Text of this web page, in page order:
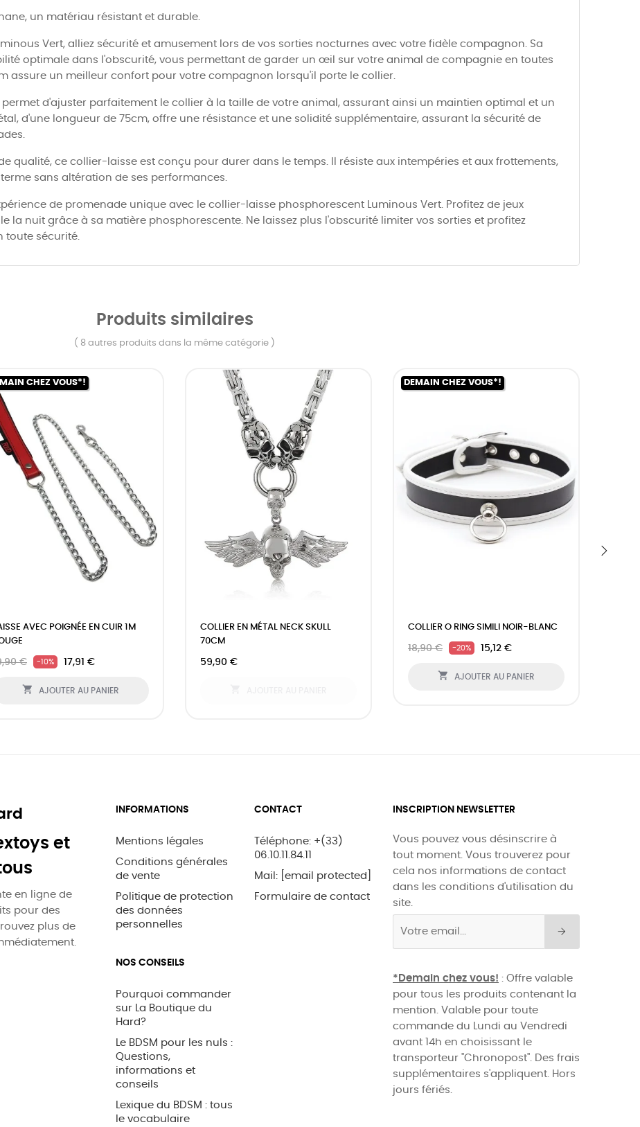
un matériau résistant et durable.
Vert, alliez sécurité et amusement lors de vos sorties nocturnes avec votre fidèle compagnon. Sa
optimale dans l'obscurité, vous permettant de garder un œil sur votre animal de compagnie en toutes
assure un meilleur confort pour votre compagnon lorsqu'il porte le collier.
d'ajuster parfaitement le collier à la taille de votre animal, assurant ainsi un maintien optimal et un
d'une longueur de 75cm, offre une résistance et une solidité supplémentaire, assurant la sécurité de
qualité, ce collier-laisse est conçu pour durer dans le temps. Il résiste aux intempéries et aux frottements,
sans altération de ses performances.
de promenade unique avec le collier-laisse phosphorescent Luminous Vert. Profitez de jeux
la nuit grâce à sa matière phosphorescente. Ne laissez plus l'obscurité limiter vos sorties et profitez
toute sécurité.
Produits similaires
( 8 autres produits dans la même catégorie )
CHEZ VOUS*!
AVEC POIGNÉE EN CUIR 1M
€ -10% 17,91 €
 AJOUTER AU PANIER
COLLIER EN MÉTAL NECK SKULL
70CM
59,90 €
DEMAIN CHEZ VOUS*!
COLLIER O RING SIMILI NOIR-BLANC
18,90 € -20% 15,12 €
 AJOUTER AU PANIER
et
en ligne de
pour des
plus de
INFORMATIONS
Mentions légales
Conditions générales
de vente
Politique de protection
des données
personnelles
NOS CONSEILS
Pourquoi commander
sur La Boutique du
Hard?
Le BDSM pour les nuls :
Questions,
informations et
conseils
Lexique du BDSM : tous
le vocabulaire
CONTACT
Téléphone: +(33)
06.10.11.84.11
Mail:
[email protected]
Formulaire de contact
INSCRIPTION NEWSLETTER
Vous pouvez vous désinscrire à
tout moment. Vous trouverez pour
cela nos informations de contact
dans les conditions d'utilisation du
site.
*Demain chez vous! : Offre valable
pour tous les produits contenant la
mention. Valable pour toute
commande du Lundi au Vendredi
avant 14h en choisissant le
transporteur "Chronopost". Des frais
supplémentaires s'appliquent. Hors
jours fériés.